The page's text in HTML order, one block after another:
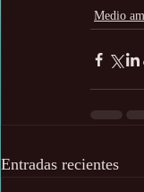
Medio
Entradas recientes